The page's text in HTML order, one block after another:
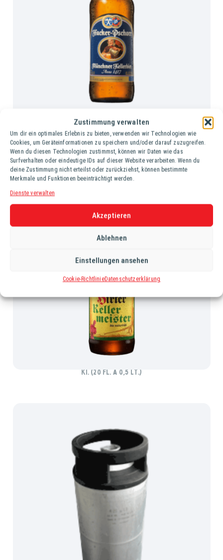
Zustimmung verwalten
Um dir ein optimales Erlebnis zu bieten, verwenden wir Technologien wie
Cookies, um Geräteinformationen zu speichern und/oder darauf zuzugreifen.
Wenn du diesen Technologien zustimmst, können wir Daten wie das
Surfverhalten oder eindeutige IDs auf dieser Website verarbeiten. Wenn du
deine Zustimmung nicht erteilst oder zurückziehst, können bestimmte
Merkmale und Funktionen beeinträchtigt werden.
Dienste verwalten
Akzeptieren
Ablehnen
Einstellungen ansehen
Cookie-RichtlinieDatenschutzerklärung
Ki. (20 Fl. à 0,5 lt.)
Ki. (20 Fl. à 0,5 lt.)